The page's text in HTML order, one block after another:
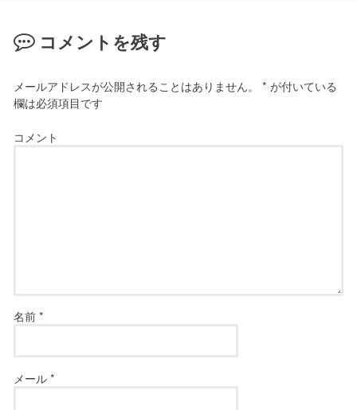
コメントを残す
メールアドレスが公開されることはありません。 * が付いている
欄は必須項目です
コメント
名前*
メール*